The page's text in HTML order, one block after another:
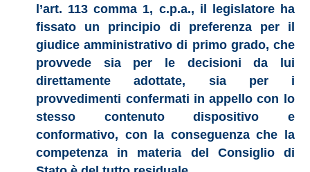
l’art. 113 comma 1, c.p.a., il legislatore ha
fissato un principio di preferenza per il
giudice amministrativo di primo grado, che
provvede sia per le decisioni da lui
direttamente adottate, sia per i
provvedimenti confermati in appello con lo
stesso contenuto dispositivo e
conformativo, con la conseguenza che la
competenza in materia del Consiglio di